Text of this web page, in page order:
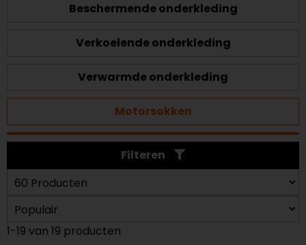
Beschermende onderkleding
Verkoelende onderkleding
Verwarmde onderkleding
Motorsokken
Filteren
1-19 van 19 producten